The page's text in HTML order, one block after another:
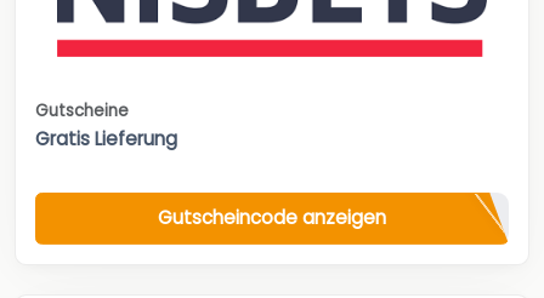
Gutscheine
Gratis Lieferung
Gutscheincode anzeigen